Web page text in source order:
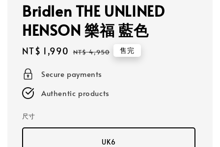
Bridlen THE UNLINED
HENSON 樂福 藍色
Sale
NT$ 1,990 Regular
NT$ 4,950 售完
Secure payments
Authentic products
尺寸
UK6